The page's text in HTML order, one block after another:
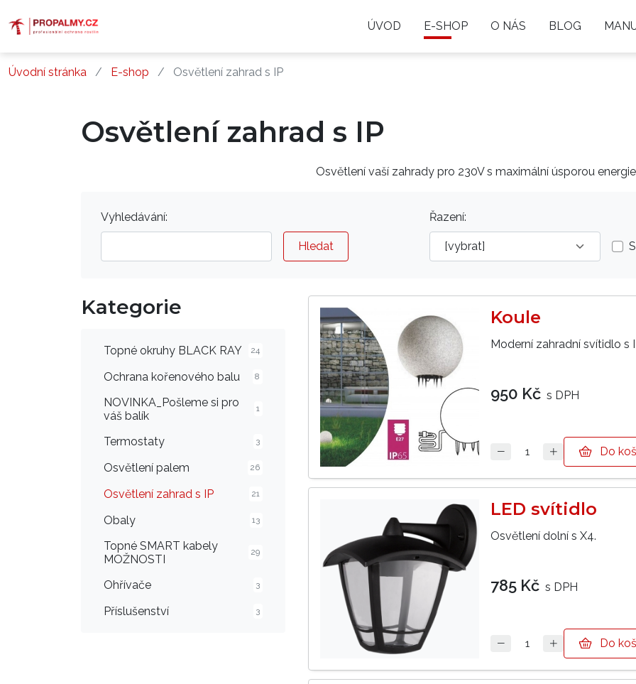
ÚVOD E-SHOP O NÁS BLOG
Úvodní stránka E-shop Osvětlení zahrad s IP
Osvětlení zahrad s IP
Osvětlení vaší zahrady pro 230V s maximální úsporou
Kategorie
Topné okruhy BLACK RAY 24
Ochrana kořenového balu 8
NOVINKA_Pošleme si pro
váš balík
1
Termostaty 3
Osvětlení palem 26
Osvětlení zahrad s IP 21
Obaly 13
Topné SMART kabely
MOŽNOSTI
29
Ohřívače 3
Příslušenství 3
Vyhledávání:
Hledat
Řazení:
Koule
Moderní zahradní svítidlo s
950 Kč s DPH
Do
LED svítidlo
Osvětlení dolní s X4.
785 Kč s DPH
Do